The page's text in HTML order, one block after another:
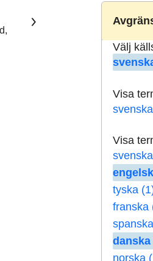
Välj
Visa
Visa
tyska
franska
danska
norska